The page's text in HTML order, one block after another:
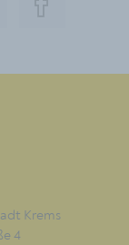
Krems
4